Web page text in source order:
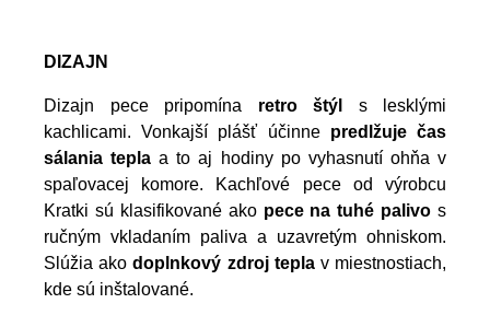
DIZAJN
Dizajn pece pripomína retro štýl
s lesklými
kachlicami. Vonkajší plášť účinne predlžuje čas
sálania tepla a to aj hodiny po vyhasnutí ohňa v
spaľovacej komore. Kachľové pece od výrobcu
Kratki sú klasifikované ako pece na tuhé palivo s
ručným vkladaním paliva a uzavretým ohniskom.
Slúžia akodoplnkový zdroj teplav miestnostiach,
kde sú inštalované.